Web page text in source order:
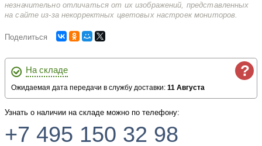
незначительно отличаться от их изображений, представленных
на сайте из-за некорректных цветовых настроек мониторов.
Поделиться
?
На складе
Ожидаемая дата передачи в службу доставки: 11 Августа
Узнать о наличии на складе можно по телефону:
+7 495 150 32 98